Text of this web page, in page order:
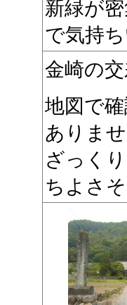
新緑が
で気持ち
金崎の
地図で
ありませ
ざっく
ちよさ